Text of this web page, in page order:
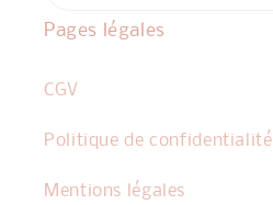
Pages légales
CGV
Politique de confidentialité
Mentions légales